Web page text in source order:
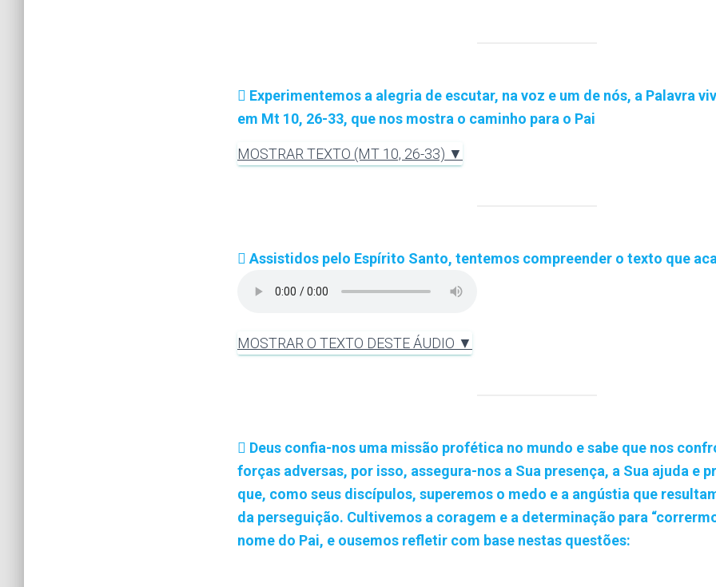
Experimentemos a alegria de escutar, na voz e um de nós, a Palavra
em Mt 10, 26-33, que nos mostra o caminho para o Pai
MOSTRAR TEXTO (MT 10, 26-33) ▼
Assistidos pelo Espírito Santo, tentemos compreender o texto que
MOSTRAR O TEXTO DESTE ÁUDIO ▼
Deus confia-nos uma missão profética no mundo e sabe que nos
forças adversas, por isso, assegura-nos a Sua presença, a Sua ajuda e
que, como seus discípulos, superemos o medo e a angústia que
da perseguição. Cultivemos a coragem e a determinação para
nome do Pai, e ousemos refletir com base nestas questões: